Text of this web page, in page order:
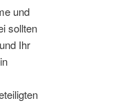
und
sollten
Ihr